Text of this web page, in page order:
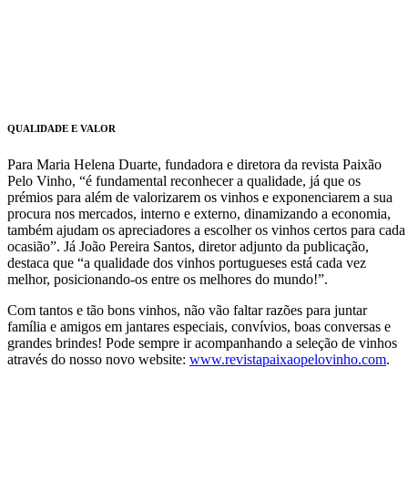
QUALIDADE E VALOR
Para Maria Helena Duarte, fundadora e diretora da revista Paixão
Pelo Vinho, “é fundamental reconhecer a qualidade, já que os
prémios para além de valorizarem os vinhos e exponenciarem a sua
procura nos mercados, interno e externo, dinamizando a economia,
também ajudam os apreciadores a escolher os vinhos certos para cada
ocasião”. Já João Pereira Santos, diretor adjunto da publicação,
destaca que “a qualidade dos vinhos portugueses está cada vez
melhor, posicionando-os entre os melhores do mundo!”.
Com tantos e tão bons vinhos, não vão faltar razões para juntar
família e amigos em jantares especiais, convívios, boas conversas e
grandes brindes! Pode sempre ir acompanhando a seleção de vinhos
através do nosso novo website: www.revistapaixaopelovinho.com.